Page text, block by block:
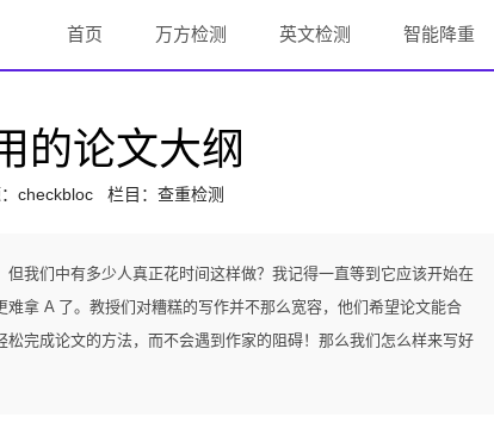
首页 万方检测 英文检测 智能降重
的论文大纲
checkbloc栏目：查重检测
我们中有多少人真正花时间这样做？我记得一直等到它应该开始在
拿 A 了。教授们对糟糕的写作并不那么宽容，他们希望论文能合
完成论文的方法，而不会遇到作家的阻碍！那么我们怎么样来写好